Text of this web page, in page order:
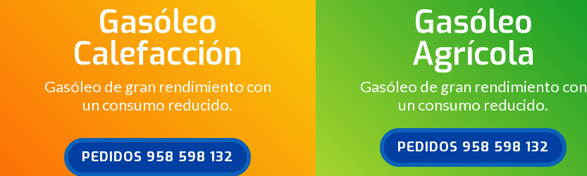
Gasóleo
Calefacción
Gasóleo de gran rendimiento con
un consumo reducido.
PEDIDOS 958 598 132
Gasóleo
Agrícola
Gasóleo de gran rendimiento con
un consumo reducido.
PEDIDOS 958 598 132